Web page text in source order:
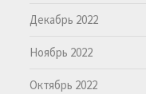
Декабрь 2022
Ноябрь 2022
Октябрь 2022